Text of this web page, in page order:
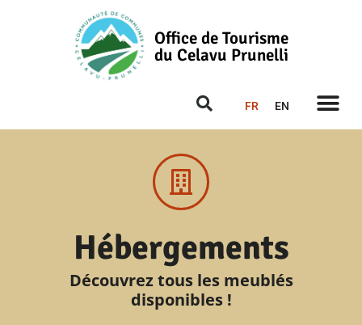
Office de Tourisme
du Celavu Prunelli
FR EN
Hébergements
Découvrez tous les meublés
disponibles !